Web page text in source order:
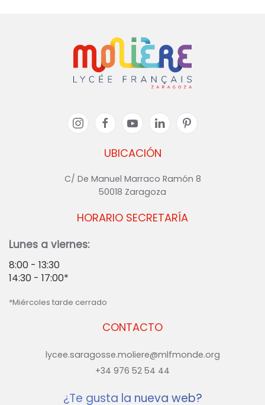
UBICACIÓN
C/ De Manuel Marraco Ramón 8
50018 Zaragoza
CONTACTO
lycee.saragosse.moliere@mlfmonde.org
+34 976 52 54 44
HORARIO SECRETARÍA
Lunes a viernes:
8:00 - 13:30
14:30 - 17:00*
*Miércoles tarde cerrado
¿Te gusta la nueva web?